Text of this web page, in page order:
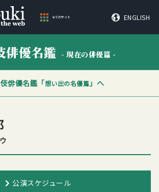
全てのサイト ENGLISH
俳優名鑑 - 現在の俳優篇 -
俳優名鑑「想い出の名優篇」へ
公演スケジュール